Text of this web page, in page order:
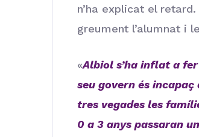
n’ha explicat el
greument l’alumnat i
«Albiol s’ha inflat a
seu govern és
tres vegades les
0 a 3 anys passaran